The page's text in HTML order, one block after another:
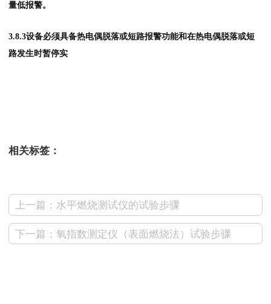
量低报警。
3.8.3设备必须具备热电偶脱落或短路报警功能和在热电偶脱落或短
路发生时暂停实
相关标签：
上一篇：水平燃烧测试仪的试验步骤
下一篇：氧指数测定仪（表面燃烧法）试验步骤